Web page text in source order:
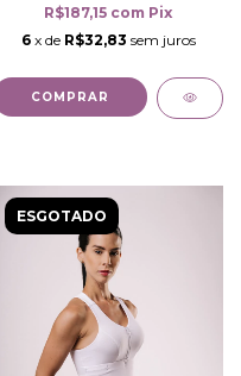
R$187,15 com Pix
6 x de R$32,83 sem juros
COMPRAR
ESGOTADO